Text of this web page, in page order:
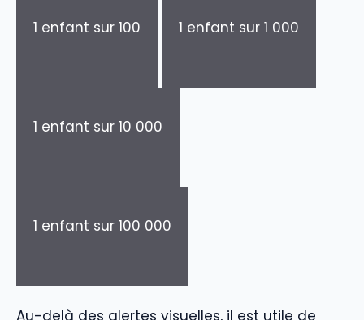
1 enfant sur 100 1 enfant sur 1 000
1 enfant sur 10 000
1 enfant sur 100 000